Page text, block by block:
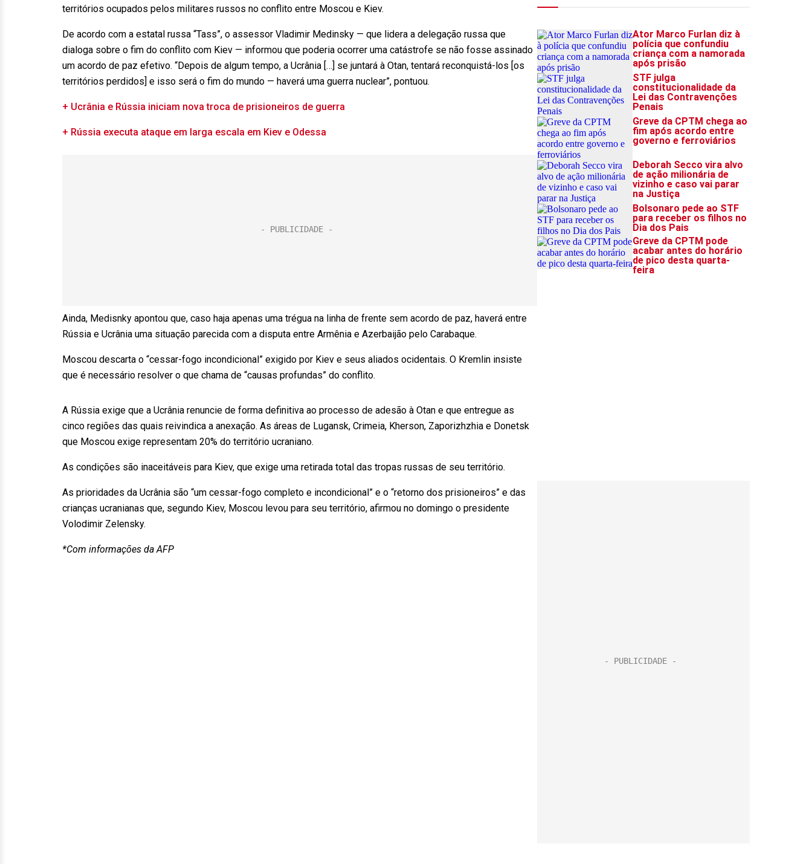
territórios ocupados pelos militares russos no conflito entre Moscou e Kiev.
De acordo com a estatal russa “Tass”, o assessor Vladimir Medinsky — que lidera a delegação russa que
dialoga sobre o fim do conflito com Kiev — informou que poderia ocorrer uma catástrofe se não fosse assinado
um acordo de paz efetivo. “Depois de algum tempo, a Ucrânia […] se juntará à Otan, tentará reconquistá-los [os
territórios perdidos] e isso será o fim do mundo — haverá uma guerra nuclear”, pontuou.
+ Ucrânia e Rússia iniciam nova troca de prisioneiros de guerra
+ Rússia executa ataque em larga escala em Kiev e Odessa
Ainda, Medisnky apontou que, caso haja apenas uma trégua na linha de frente sem acordo de paz, haverá entre
Rússia e Ucrânia uma situação parecida com a disputa entre Armênia e Azerbaijão pelo Carabaque.
Moscou descarta o “cessar-fogo incondicional” exigido por Kiev e seus aliados ocidentais. O Kremlin insiste
que é necessário resolver o que chama de “causas profundas” do conflito.
A Rússia exige que a Ucrânia renuncie de forma definitiva ao processo de adesão à Otan e que entregue as
cinco regiões das quais reivindica a anexação. As áreas de Lugansk, Crimeia, Kherson, Zaporizhzhia e Donetsk
que Moscou exige representam 20% do território ucraniano.
As condições são inaceitáveis para Kiev, que exige uma retirada total das tropas russas de seu território.
As prioridades da Ucrânia são “um cessar-fogo completo e incondicional” e o “retorno dos prisioneiros” e das
crianças ucranianas que, segundo Kiev, Moscou levou para seu território, afirmou no domingo o presidente
Volodimir Zelensky.
*Com informações da AFP